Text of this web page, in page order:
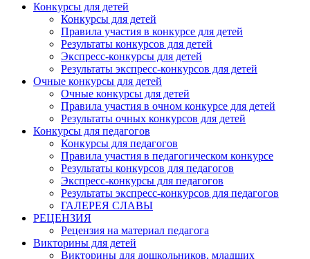
Конкурсы для детей
Конкурсы для детей
Правила участия в конкурсе для детей
Результаты конкурсов для детей
Экспресс-конкурсы для детей
Результаты экспресс-конкурсов для детей
Очные конкурсы для детей
Очные конкурсы для детей
Правила участия в очном конкурсе для детей
Результаты очных конкурсов для детей
Конкурсы для педагогов
Конкурсы для педагогов
Правила участия в педагогическом конкурсе
Результаты конкурсов для педагогов
Экспресс-конкурсы для педагогов
Результаты экспресс-конкурсов для педагогов
ГАЛЕРЕЯ СЛАВЫ
РЕЦЕНЗИЯ
Рецензия на материал педагога
Викторины для детей
Викторины для дошкольников, младших